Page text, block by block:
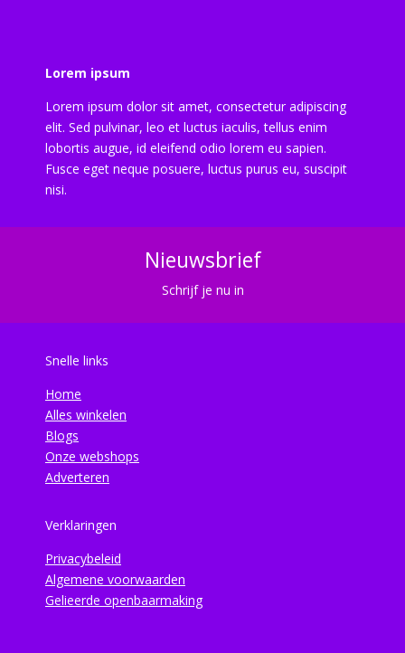
Lorem ipsum
Lorem ipsum dolor sit amet, consectetur adipiscing
elit. Sed pulvinar, leo et luctus iaculis, tellus enim
lobortis augue, id eleifend odio lorem eu sapien.
Fusce eget neque posuere, luctus purus eu, suscipit
nisi.
Nieuwsbrief
Schrijf je nu in
Snelle links
Home
Alles winkelen
Blogs
Onze webshops
Adverteren
Verklaringen
Privacybeleid
Algemene voorwaarden
Gelieerde openbaarmaking